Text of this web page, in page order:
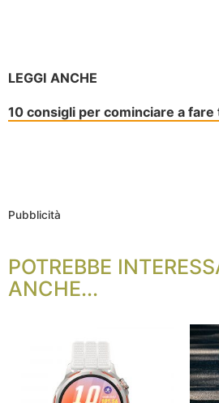
LEGGI ANCHE
10 consigli per cominciare a
Pubblicità
POTREBBE
ANCHE...